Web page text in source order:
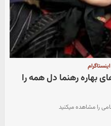
بهاره رهنما دل همه را
را مشاهده میکنید